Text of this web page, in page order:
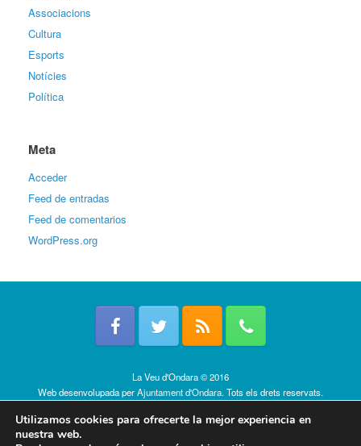
Associacions
Cultura
Esports
Notícies
Política
Meta
Acceder
Feed de entradas
Feed de comentarios
WordPress.org
La Veu d'Ondara © 2016
Web desenvolupada perAjuntament d'Ondara. Tots els drets reservats.
Utilizamos cookies para ofrecerte la mejor experiencia en
nuestra web.